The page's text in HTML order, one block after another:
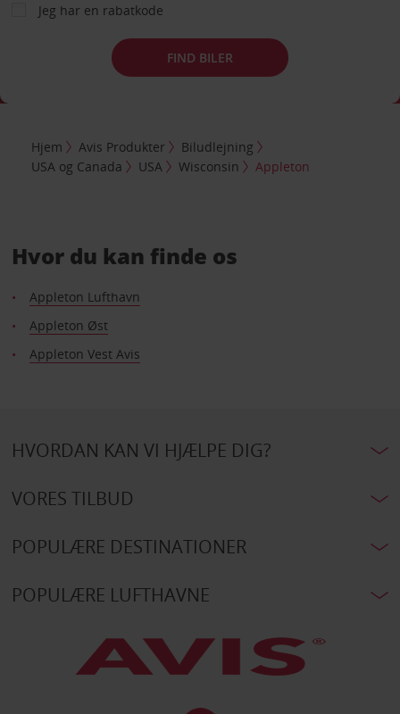
Jeg har en rabatkode
FIND BILER
Hjem Avis Produkter
Biludlejning
USA og Canada
USA Wisconsin Appleton
Hvor du kan finde os
Appleton Lufthavn
Appleton Øst
Appleton Vest Avis
HVORDAN KAN VI HJÆLPE DIG?
VORES TILBUD
POPULÆRE DESTINATIONER
POPULÆRE LUFTHAVNE